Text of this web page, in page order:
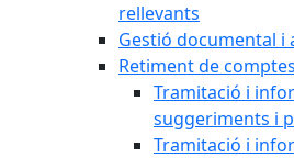
rellevants
Gestió documental i
Retiment de comptes
Tramitació i
suggeriments i
Tramitació i